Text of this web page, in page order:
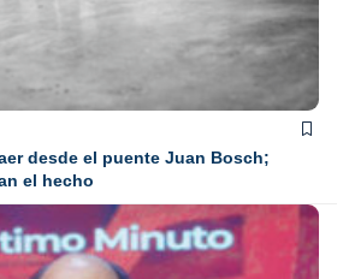
desde el puente Juan Bosch;
el hecho